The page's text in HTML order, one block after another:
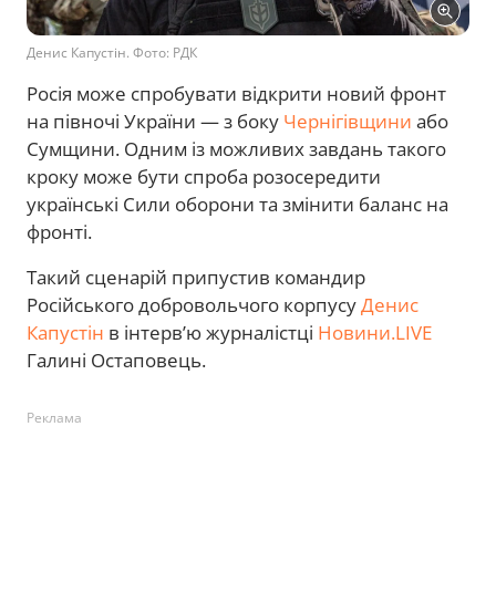
Денис Капустін. Фото: РДК
Росія може спробувати відкрити новий фронт
на півночі України — з боку Чернігівщини або
Сумщини. Одним із можливих завдань такого
кроку може бути спроба розосередити
українські Сили оборони та змінити баланс на
фронті.
Такий сценарій припустив командир
Російського добровольчого корпусуДенис
Капустін в інтерв’ю журналістці Новини.LIVE
Галині Остаповець.
Реклама